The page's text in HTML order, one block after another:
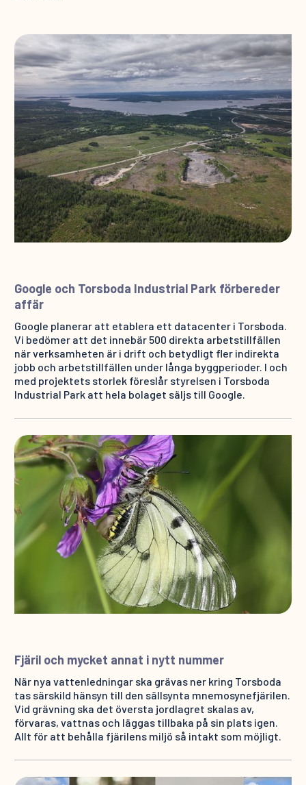
Google och Torsboda Industrial Park förbereder
affär
Google planerar att etablera ett datacenter i Torsboda.
Vi bedömer att det innebär 500 direkta arbetstillfällen
när verksamheten är i drift och betydligt fler indirekta
jobb och arbetstillfällen under långa byggperioder. I och
med projektets storlek föreslår styrelsen i Torsboda
Industrial Park att hela bolaget säljs till Google.
Fjäril och mycket annat i nytt nummer
När nya vattenledningar ska grävas ner kring Torsboda
tas särskild hänsyn till den sällsynta mnemosynefjärilen.
Vid grävning ska det översta jordlagret skalas av,
förvaras, vattnas och läggas tillbaka på sin plats igen.
Allt för att behålla fjärilens miljö så intakt som möjligt.